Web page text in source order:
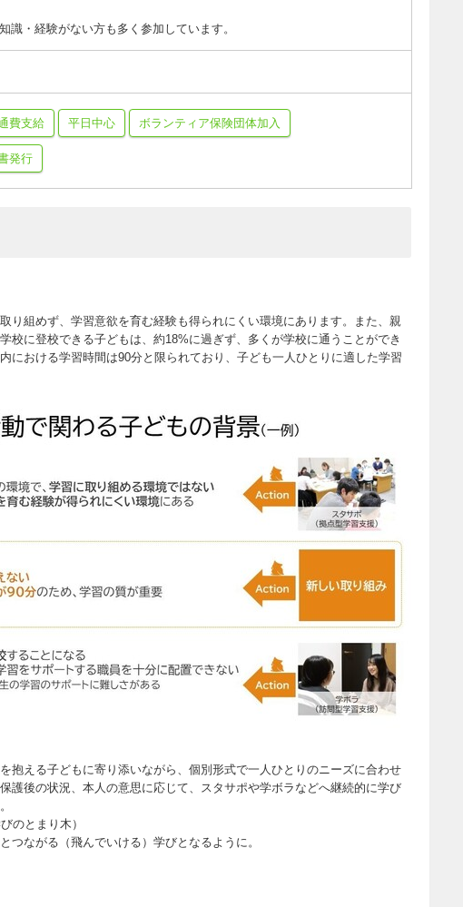
識・経験がない方も多く参加しています。
費支給 平日中心 ボランティア保険団体加入
発行
り組めず、学習意欲を育む経験も得られにくい環境にあります。また、親
校に登校できる子どもは、約18%に過ぎず、多くが学校に通うことができ
における学習時間は90分と限られており、子ども一人ひとりに適した学習
抱える子どもに寄り添いながら、個別形式で一人ひとりのニーズに合わせ
護後の状況、本人の意思に応じて、スタサポや学ボラなどへ継続的に学び
のとまり木）
つながる（飛んでいける）学びとなるように。